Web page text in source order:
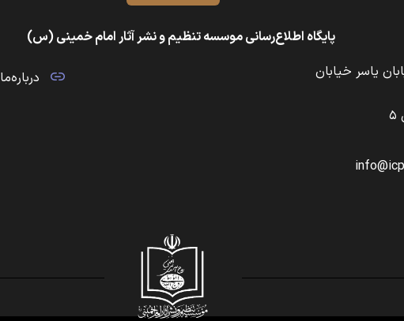
پایگاه اطلاع‌رسانی موسسه تنظیم و نشر آثار امام خمینی (س)
یاسر خیابان
درباره‌ما